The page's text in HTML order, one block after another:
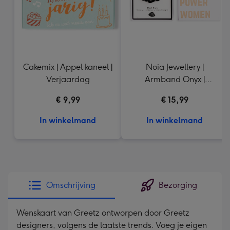
Cakemix | Appel kaneel |
Verjaardag
€ 9,99
In winkelmand
Noia Jewellery |
Armband Onyx |
€ 15,99
In winkelmand
Omschrijving Bezorging
Wenskaart van Greetz ontworpen door Greetz
designers, volgens de laatste trends. Voeg je eigen